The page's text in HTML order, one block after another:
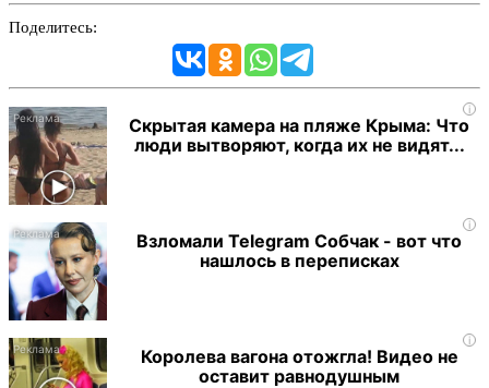
Поделитесь:
i
Скрытая камера на пляже Крыма: Что
люди вытворяют, когда их не видят...
i
Взломали Telegram Собчак - вот что
нашлось в переписках
i
Королева вагона отожгла! Видео не
оставит равнодушным